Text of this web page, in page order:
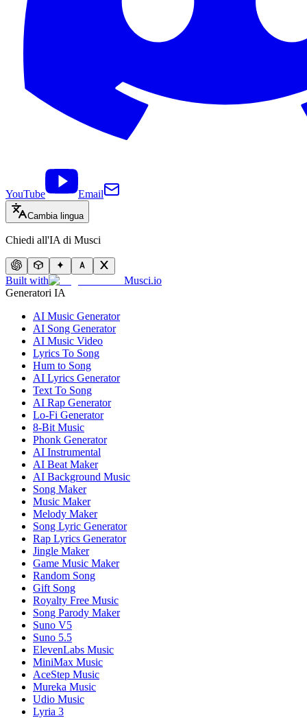
YouTube Email
Cambia lingua
Chiedi all'IA di Musci
Built with
Musci.io
Generatori IA
AI Music Generator
AI Song Generator
AI Music Video
Lyrics To Song
Hum to Song
AI Lyrics Generator
Text To Song
AI Rap Generator
Lo-Fi Generator
8-Bit Music
Phonk Generator
AI Instrumental
AI Beat Maker
AI Background Music
Song Maker
Music Maker
Melody Maker
Song Lyric Generator
Rap Lyrics Generator
Jingle Maker
Game Music Maker
Random Song
Gift Song
Royalty Free Music
Song Parody Maker
Suno V5
Suno 5.5
ElevenLabs Music
MiniMax Music
AceStep Music
Mureka Music
Udio Music
Lyria 3